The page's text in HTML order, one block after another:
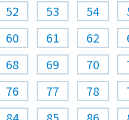
52 53 54
60 61 62
68 69 70
76 77 78